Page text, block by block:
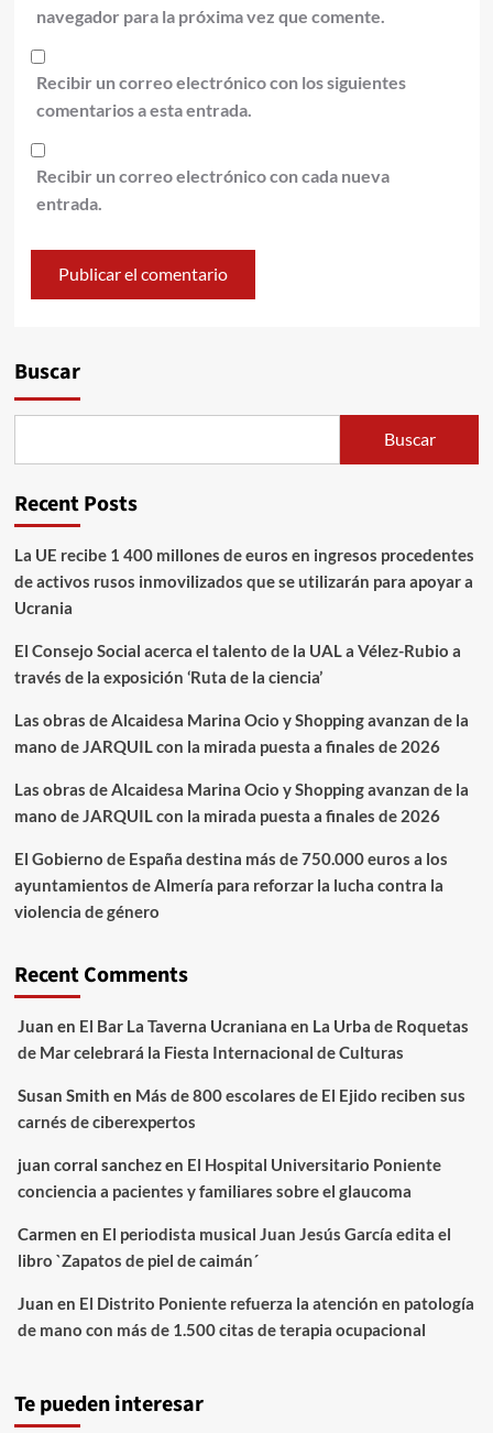
navegador para la próxima vez que comente.
Recibir un correo electrónico con los siguientes
comentarios a esta entrada.
Recibir un correo electrónico con cada nueva
entrada.
Buscar
Buscar
Recent Posts
La UE recibe 1 400 millones de euros en ingresos procedentes
de activos rusos inmovilizados que se utilizarán para apoyar a
Ucrania
El Consejo Social acerca el talento de la UAL a Vélez-Rubio a
través de la exposición ‘Ruta de la ciencia’
Las obras de Alcaidesa Marina Ocio y Shopping avanzan de la
mano de JARQUIL con la mirada puesta a finales de 2026
Las obras de Alcaidesa Marina Ocio y Shopping avanzan de la
mano de JARQUIL con la mirada puesta a finales de 2026
El Gobierno de España destina más de 750.000 euros a los
ayuntamientos de Almería para reforzar la lucha contra la
violencia de género
Recent Comments
Juan en El Bar La Taverna Ucraniana en La Urba de Roquetas
de Mar celebrará la Fiesta Internacional de Culturas
Susan Smith en Más de 800 escolares de El Ejido reciben sus
carnés de ciberexpertos
juan corral sanchezen El Hospital Universitario Poniente
conciencia a pacientes y familiares sobre el glaucoma
Carmen en El periodista musical Juan Jesús García edita el
libro `Zapatos de piel de caimán´
Juan en El Distrito Poniente refuerza la atención en patología
de mano con más de 1.500 citas de terapia ocupacional
Te pueden interesar